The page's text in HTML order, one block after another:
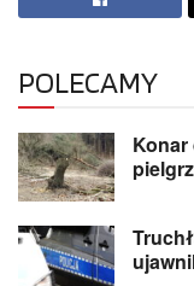
POLECAMY
Konar